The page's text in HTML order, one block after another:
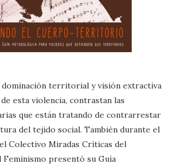
dominación territorial y visión extractiva
esta violencia, contrastan las
que están tratando de contrarrestar
del tejido social. También durante el
Colectivo Miradas Críticas del
presentó su Guía